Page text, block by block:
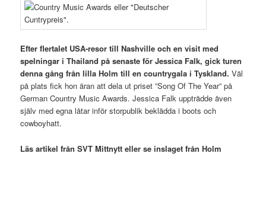
Efter flertalet USA-resor till Nashville och en visit med
spelningar i Thailand på senaste för Jessica Falk, gick turen
denna gång från lilla Holm till en countrygala i Tyskland. Väl
på plats fick hon äran att dela ut priset ”Song Of The Year” på
German Country Music Awards. Jessica Falk uppträdde även
själv med egna låtar inför storpublik beklädda i boots och
cowboyhatt.
Läs artikel från SVT Mittnytt eller se inslaget från Holm